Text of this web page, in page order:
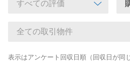
表示はアンケート回収日順（回収日が同